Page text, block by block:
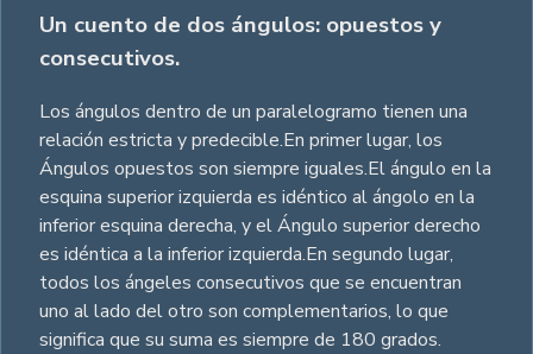
Un cuento de dos ángulos: opuestos y
consecutivos.
Los ángulos dentro de un paralelogramo tienen una
relación estricta y predecible.En primer lugar, los
Ángulos opuestos son siempre iguales.El ángulo en la
esquina superior izquierda es idéntico al ángolo en la
inferior esquina derecha, y el Ángulo superior derecho
es idéntica a la inferior izquierda.En segundo lugar,
todos los ángeles consecutivos que se encuentran
uno al lado del otro son complementarios, lo que
significa que su suma es siempre de 180 grados.